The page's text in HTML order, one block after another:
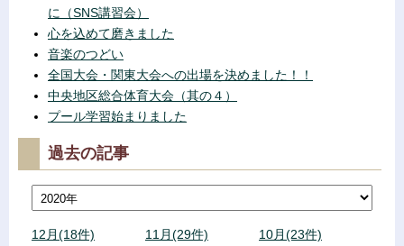
に（SNS講習会）
心を込めて磨きました
音楽のつどい
全国大会・関東大会への出場を決めました！！
中央地区総合体育大会（其の４）
プール学習始まりました
過去の記事
12月(18件) 11月(29件)
10月(23件)